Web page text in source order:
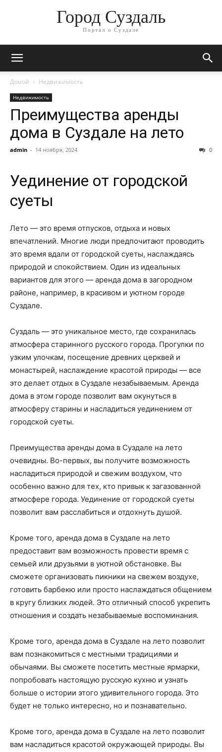
Город Суздаль
Портал о Суздале
Домой Недвижимость
Недвижимость
Преимущества аренды
дома в Суздале на лето
admin - 14 ноября, 2024 0
Уединение от городской
суеты
Лето — это время отпусков, отдыха и новых
впечатлений. Многие люди предпочитают проводить
это время вдали от городской суеты, наслаждаясь
природой и спокойствием. Один из идеальных
вариантов для этого — аренда дома в загородном
районе, например, в красивом и уютном городе
Суздале.
Суздаль — это уникальное место, где сохранилась
атмосфера старинного русского города. Прогулки по
узким улочкам, посещение древних церквей и
монастырей, наслаждение красотой природы — все
это делает отдых в Суздале незабываемым. Аренда
дома в этом городе позволит вам окунуться в
атмосферу старины и насладиться уединением от
городской суеты.
Преимущества аренды дома в Суздале на лето
очевидны. Во-первых, вы получите возможность
насладиться природой и свежим воздухом, что
особенно важно для тех, кто привык к загазованной
атмосфере города. Уединение от городской суеты
позволит вам расслабиться и отдохнуть душой.
Кроме того, аренда дома в Суздале на лето
предоставит вам возможность провести время с
семьей или друзьями в уютной обстановке. Вы
сможете организовать пикники на свежем воздухе,
готовить барбекю или просто наслаждаться общением
в кругу близких людей. Это отличный способ укрепить
отношения и создать незабываемые воспоминания.
Кроме того, аренда дома в Суздале на лето позволит
вам познакомиться с местными традициями и
обычаями. Вы сможете посетить местные ярмарки,
попробовать настоящую русскую кухню и узнать
больше о истории этого удивительного города. Это
будет не только интересно, но и познавательно.
Кроме того, аренда дома в Суздале на лето позволит
вам насладиться красотой окружающей природы. Вы